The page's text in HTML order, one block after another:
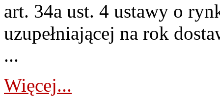
art. 34a ust. 4 ustawy o
uzupełniającej na rok
...
Więcej...